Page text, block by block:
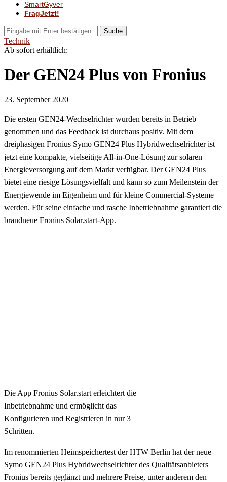
SmartGyver
FragJetzt!
Suche
Technik
Ab sofort erhältlich:
Der GEN24 Plus von Fronius
23. September 2020
Die ersten GEN24-Wechselrichter wurden bereits in Betrieb
genommen und das Feedback ist durchaus positiv. Mit dem
dreiphasigen Fronius Symo GEN24 Plus Hybridwechselrichter ist
jetzt eine kompakte, vielseitige All-in-One-Lösung zur solaren
Energieversorgung auf dem Markt verfügbar. Der GEN24 Plus
bietet eine riesige Lösungsvielfalt und kann so zum Meilenstein der
Energiewende im Eigenheim und für kleine Commercial-Systeme
werden. Für seine einfache und rasche Inbetriebnahme garantiert die
brandneue Fronius Solar.start-App.
Die App Fronius Solar.start erleichtert die
Inbetriebnahme und ermöglicht das
Konfigurieren und Registrieren in nur 3
Schritten.
Im renommierten Heimspeichertest der HTW Berlin hat der neue
Symo GEN24 Plus Hybridwechselrichter des Qualitätsanbieters
Fronius bereits geglänzt und mehrere Preise, unter anderem den